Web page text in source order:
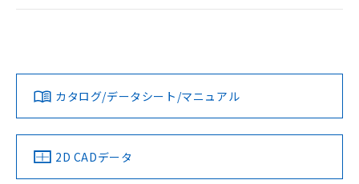
ログイン/会員登録
ダウンロードデータをご利用いただく前に、以下を必ずお読
みください。
ソフトウェアの使用条件
EU RoHS 注意事項・凡例
対応済み
中国 RoHS 注意事項・凡例
カタログ/データシート/マニュアル
2D CADデータ